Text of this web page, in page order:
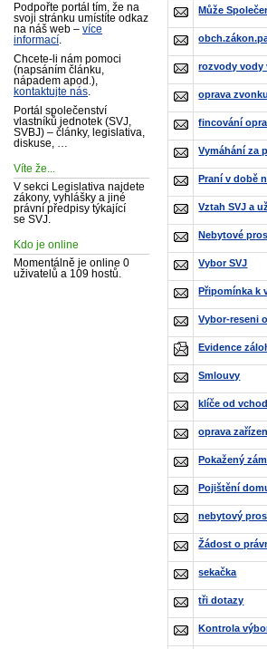
Podpořte portál tím, že na
svoji stránku umístíte odkaz
na náš web – více
informací
Chcete-li nám pomoci
(napsáním článku,
nápadem apod.),
kontaktujte nás
Portál společenství
vlastníků jednotek (SVJ,
SVBJ) – články, legislativa,
diskuse, …
Víte že...
V sekci Legislativa najdete
zákony, vyhlášky a jiné
právní předpisy týkající
se SVJ.
Kdo je online
Momentálně je online 0
uživatelů a 109 hostů.
Může
rozvody vody
oprava
fincování
Vymáhání za
Praní v době
Vztah SVJ a
Nebytové
Vybor SVJ
Připomínka k
Vybor-reseni
Evidence
Smlouvy
klíče od
oprava
Pokažený
Pojištění
nebytový
Žádost o
sekačka
tři dotazy
Kontrola